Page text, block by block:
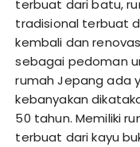
terbuat dari batu,
tradisional terbuat
kembali dan
sebagai pedoman
rumah Jepang ada
kebanyakan
50 tahun. Memiliki
terbuat dari kayu